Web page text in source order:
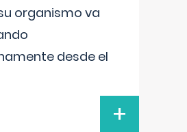
organismo va
desde el
+